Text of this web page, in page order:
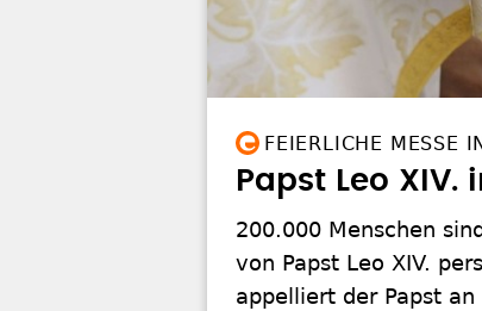
FEIERLICHE MESSE
Papst Leo
200.000 Menschen
von Papst Leo XIV.
appelliert der Papst an